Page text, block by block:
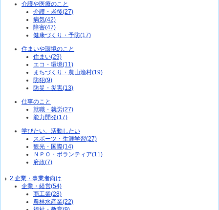
介護や医療のこと
介護・老後(27)
病気(42)
障害(47)
健康づくり・予防(17)
住まいや環境のこと
住まい(29)
エコ・環境(11)
まちづくり・農山漁村(19)
防犯(9)
防災・災害(13)
仕事のこと
就職・就労(27)
能力開発(17)
学びたい、活動したい
スポーツ・生涯学習(27)
観光・国際(14)
ＮＰＯ・ボランティア(11)
府政(7)
2.企業・事業者向け
企業・経営(54)
商工業(28)
農林水産業(22)